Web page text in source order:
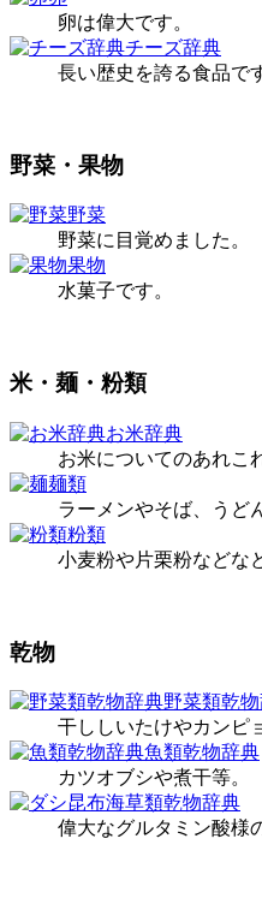
卵は偉大です。
チーズ辞典
長い歴史を誇る食品で
野菜・果物
野菜
野菜に目覚めました。
果物
水菓子です。
米・麺・粉類
お米辞典
お米についてのあれこ
麺類
ラーメンやそば、うど
粉類
小麦粉や片栗粉などな
乾物
野菜類乾
干ししいたけやカンピ
魚類乾物辞典
カツオブシや煮干等。
海草類乾物辞典
偉大なグルタミン酸様